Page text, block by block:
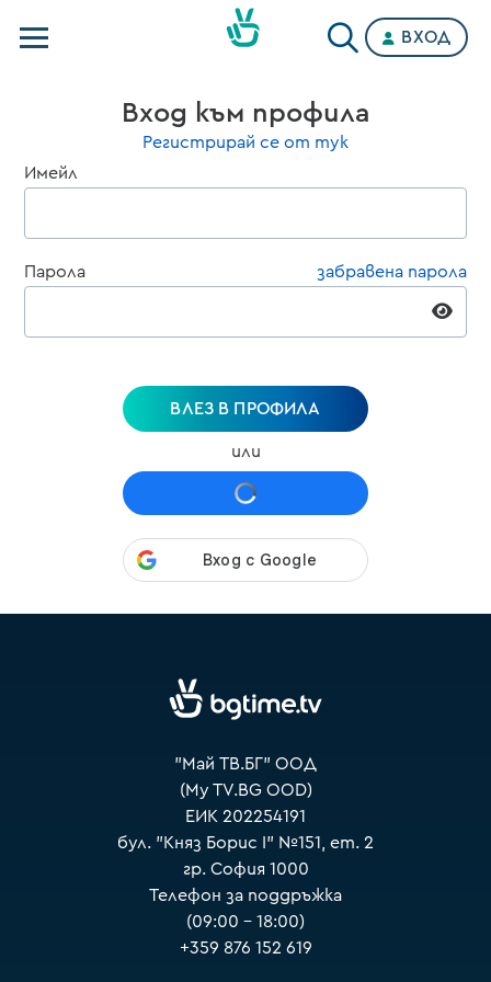
Категории
ВХОД
Вход към профила
Регистрирай се от тук
Имейл
Парола забравена парола
ВЛЕЗ В ПРОФИЛА
или
"Май ТВ.БГ" ООД
(My TV.BG OOD)
ЕИК 202254191
бул. "Княз Борис I" №151, ет. 2
гр. София 1000
Телефон за поддръжка
(09:00 – 18:00)
+359 876 152 619